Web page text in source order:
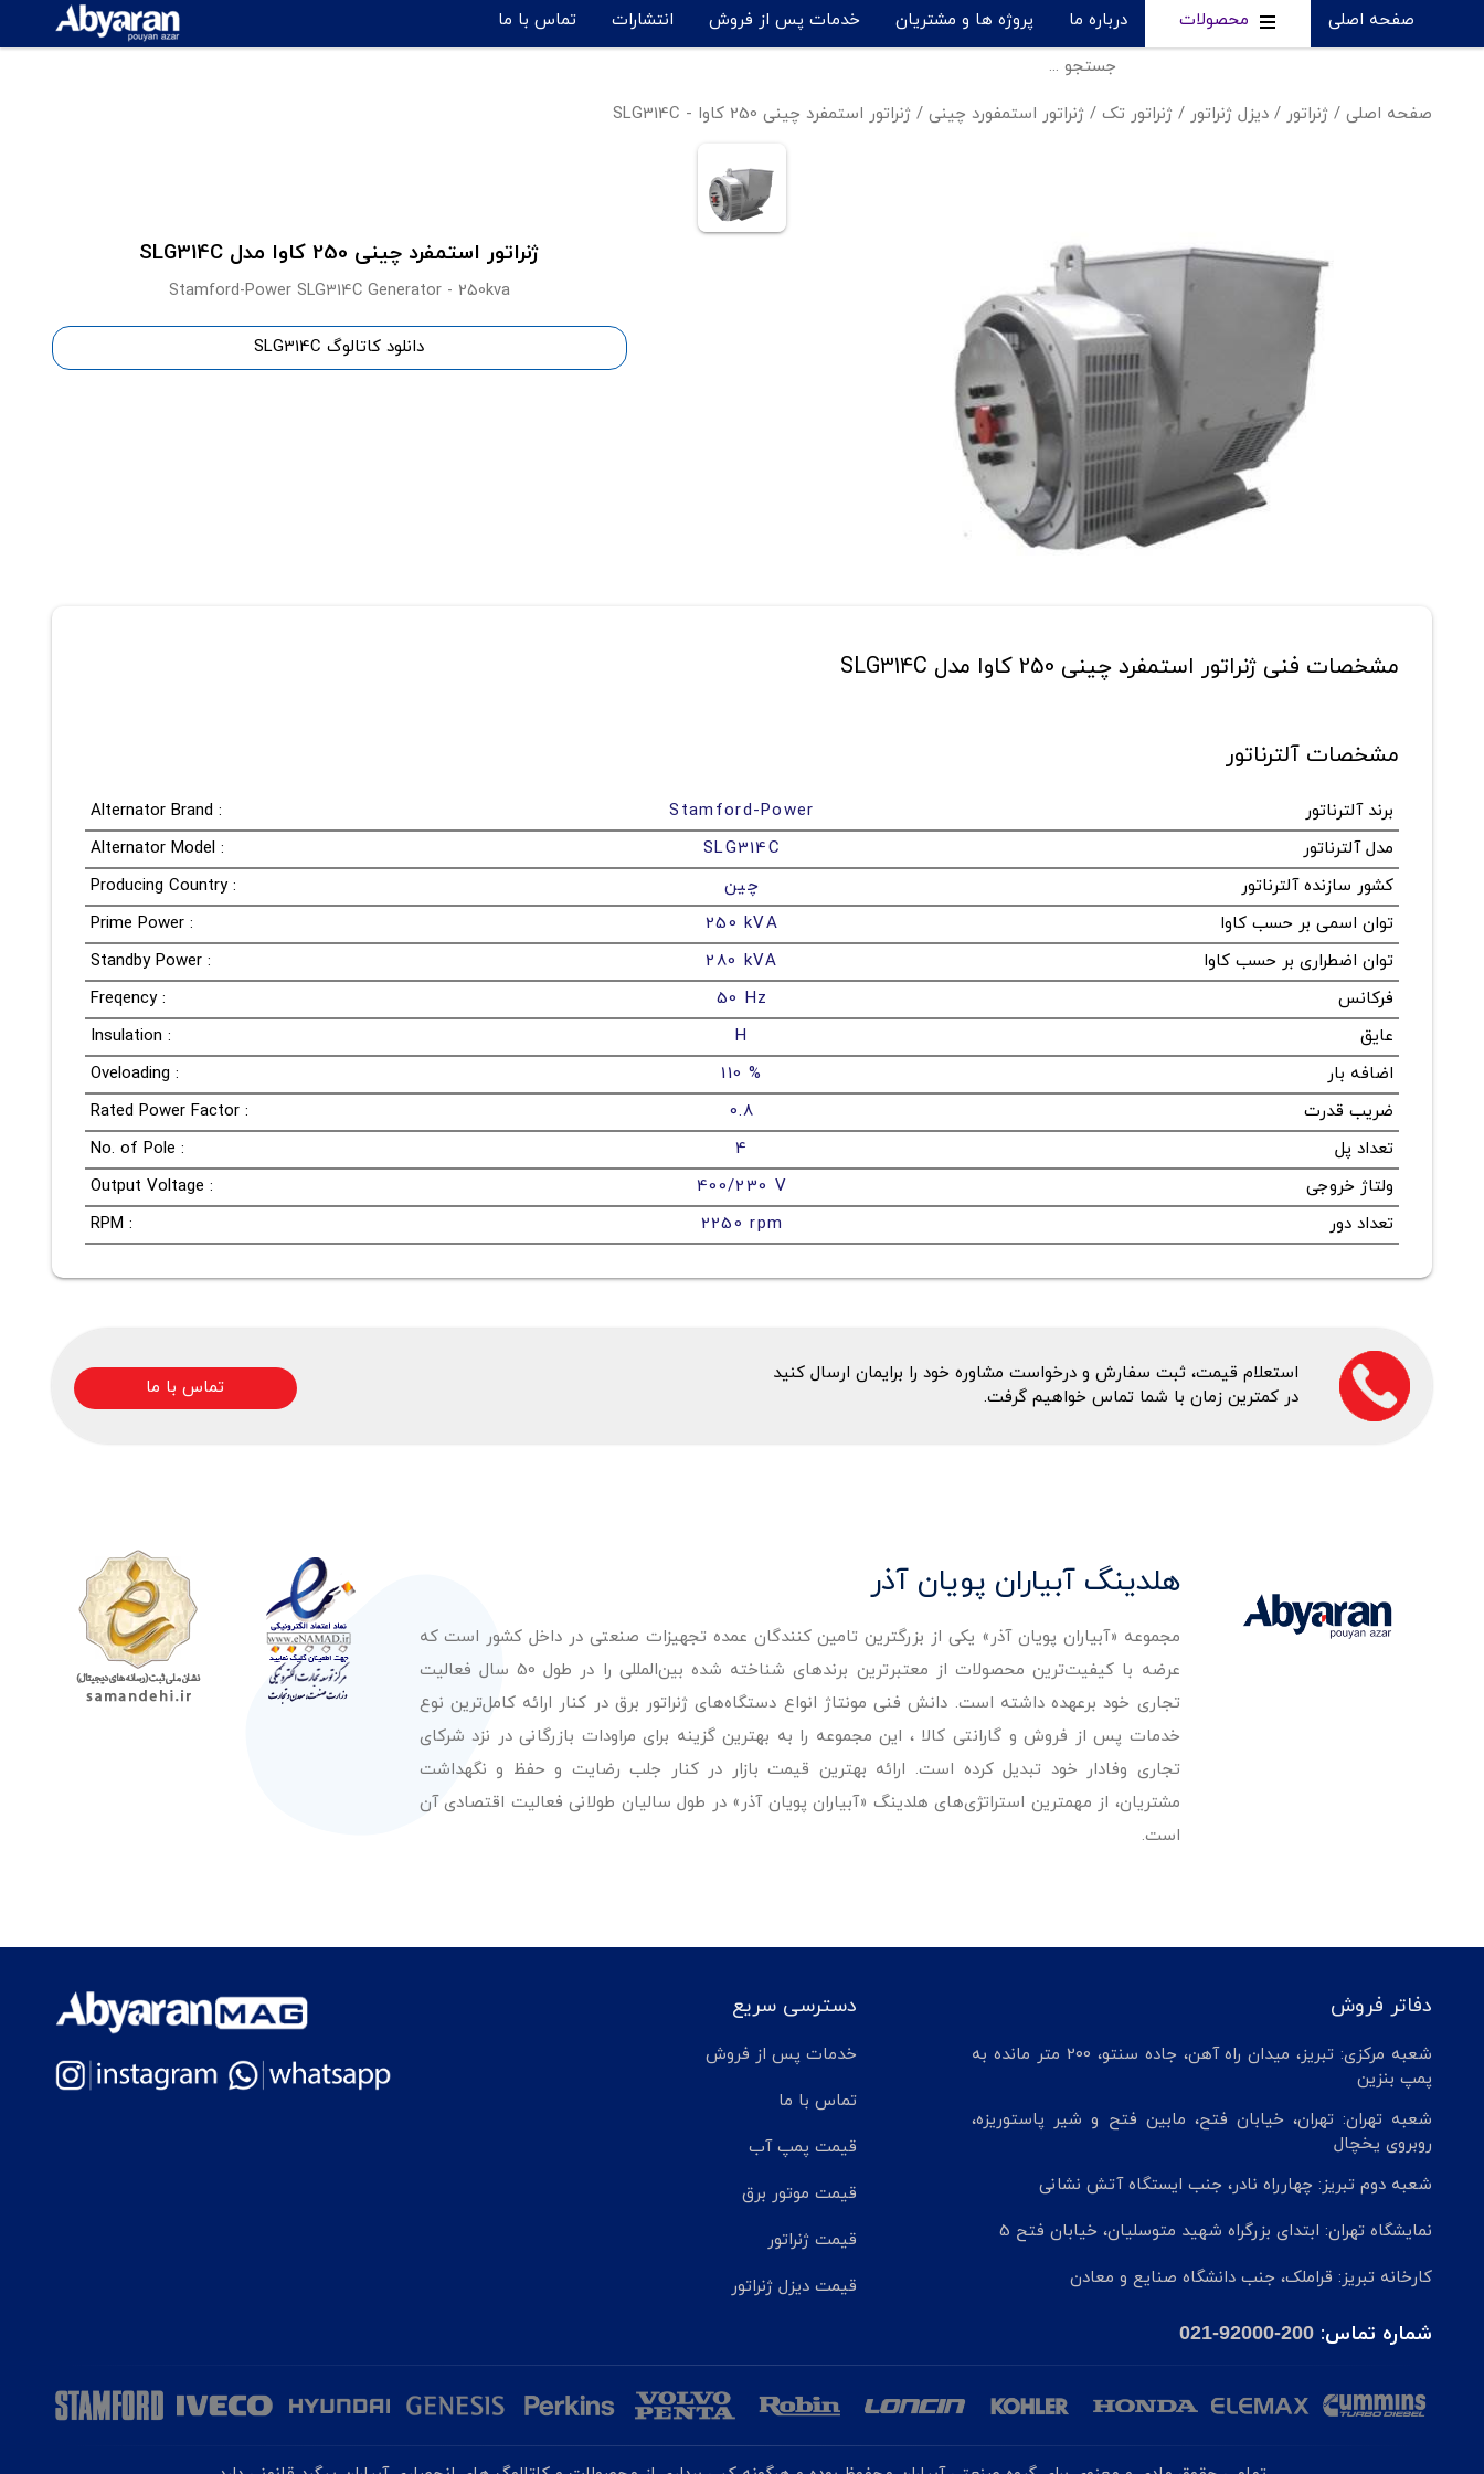
صفحه اصلی محصولات درباره ما پروژه ها و مشتریان خدمات پس از فروش انتشارات تماس با ما
صفحه اصلی / ژنراتور / دیزل ژنراتور / ژنراتور تک / ژنراتور استمفورد چینی / ژنراتور استمفرد چینی 250 کاوا - SLG314C
ژنراتور استمفرد چینی 250 کاوا مدل SLG314C
Stamford-Power SLG314C Generator - 250kva
دانلود کاتالوگ SLG314C
مشخصات فنی ژنراتور استمفرد چینی 250 کاوا مدل SLG314C
مشخصات آلترناتور
برند آلترناتور Stamford-Power
Alternator Brand :
مدل آلترناتور
SLG314C
Alternator Model :
کشور سازنده آلترناتور
چین
Producing Country :
توان اسمی بر حسب کاوا
250 kVA
Prime Power :
توان اضطراری بر حسب کاوا
280 kVA
Standby Power :
فرکانس
50 Hz
Freqency :
عایق
H
Insulation :
اضافه بار
110 %
Oveloading :
ضریب قدرت
0.8
Rated Power Factor :
تعداد پل
4
No. of Pole :
ولتاژ خروجی
400/230 V
Output Voltage :
تعداد دور
2250 rpm
RPM :
استعلام قیمت، ثبت سفارش و درخواست مشاوره خود را برایمان ارسال کنید
در کمترین زمان با شما تماس خواهیم گرفت.
تماس با ما
هلدینگ آبیاران پویان آذر
مجموعه «آبیاران پویان آذر» یکی از بزرگترین تامین کنندگان عمده تجهیزات صنعتی در داخل کشور است که
عرضه با کیفیت‌ترین محصولات از معتبرترین برندهای شناخته شده بین‌المللی را در طول 50 سال فعالیت
تجاری خود برعهده داشته است. دانش فنی مونتاژ انواع دستگاه‌های ژنراتور برق در کنار ارائه کامل‌ترین نوع
خدمات پس از فروش و گارانتی کالا ، این مجموعه را به بهترین گزینه برای مراودات بازرگانی در نزد شرکای
تجاری وفادار خود تبدیل کرده است. ارائه بهترین قیمت بازار در کنار جلب رضایت و حفظ و نگهداشت
مشتریان، از مهمترین استراتژی‌های هلدینگ «آبیاران پویان آذر» در طول سالیان طولانی فعالیت اقتصادی آن
است.
دفاتر فروش
شعبه مرکزی: تبریز، میدان راه آهن، جاده سنتو، 200 متر مانده به
پمپ بنزین
شعبه تهران: تهران، خیابان فتح، مابین فتح و شیر پاستوریزه،
روبروی یخچال
شعبه دوم تبریز: چهارراه نادر، جنب ایستگاه آتش نشانی
نمایشگاه تهران: ابتدای بزرگراه شهید متوسلیان، خیابان فتح 5
کارخانه تبریز: قراملک، جنب دانشگاه صنایع و معادن
شماره تماس: 021-92000-200
دسترسی سریع
خدمات پس از فروش
تماس با ما
قیمت پمپ آب
قیمت موتور برق
قیمت ژنراتور
قیمت دیزل ژنراتور